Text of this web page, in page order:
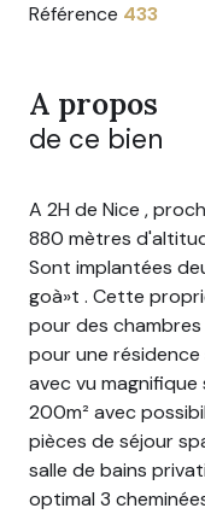
Référence 433
A propos
de ce bien
A 2H de Nice ,
880 mètres
Sont implantées
goà»t . Cette
pour des chambres
pour une
avec vu
200m² avec
pièces de séjour
salle de bains
optimal 3